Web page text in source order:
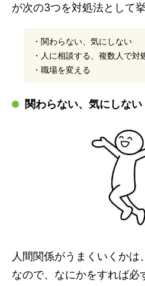
が次の3つを対処法として
・関わらない、気にしない
・人に相談する、複数人で対
・職場を変える
関わらない、気にしない
人間関係がうまくいくか
なので、なにかをすれば必